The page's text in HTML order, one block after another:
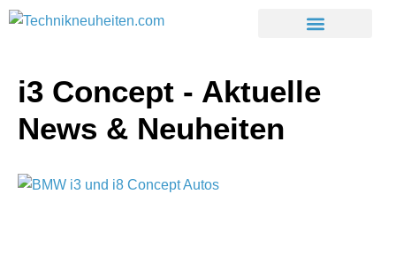
i3 Concept - Aktuelle
News & Neuheiten